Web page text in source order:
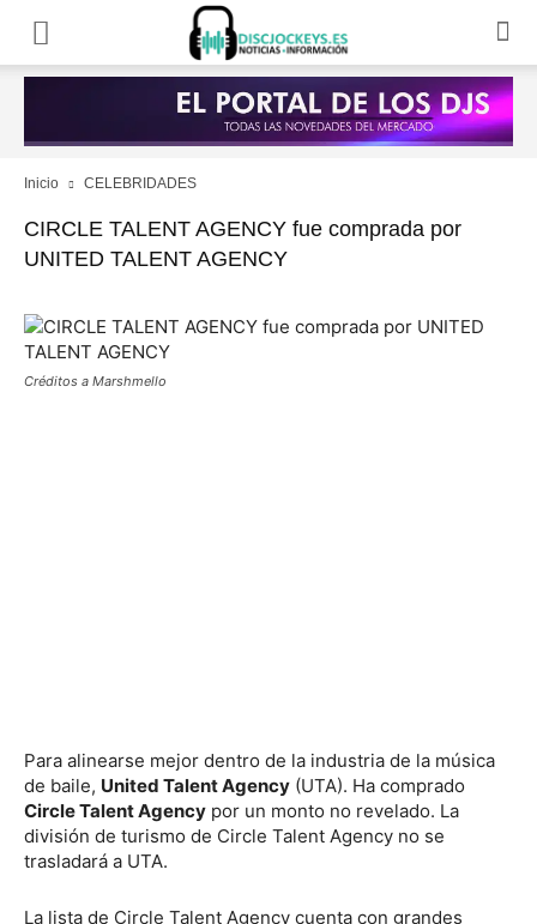
Inicio CELEBRIDADES
CIRCLE TALENT AGENCY fue comprada por
UNITED TALENT AGENCY
Créditos a Marshmello
Para alinearse mejor dentro de la industria de la música
de baile, United Talent Agency (UTA). Ha comprado
Circle Talent Agency por un monto no revelado. La
división de turismo de Circle Talent Agency no se
trasladará a UTA.
La lista de Circle Talent Agency cuenta con grandes